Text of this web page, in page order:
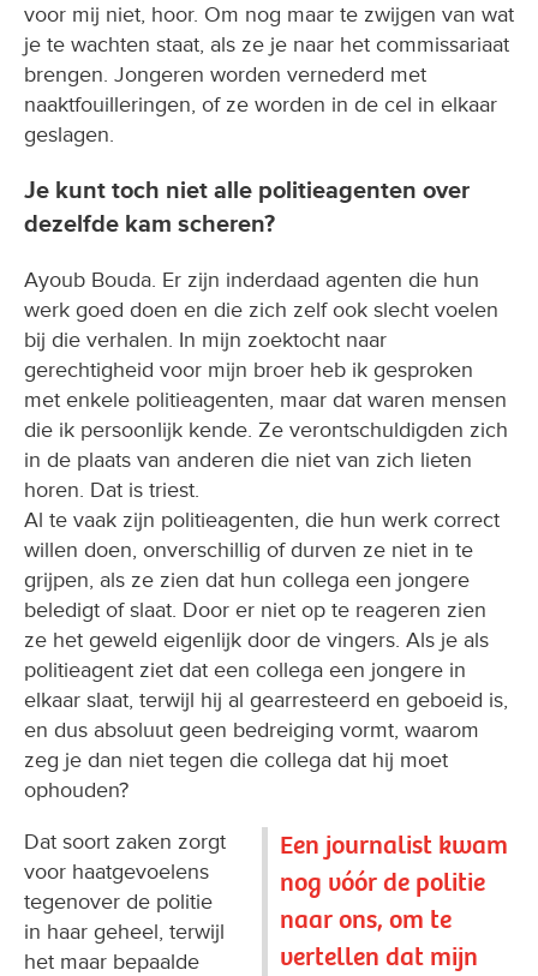
voor mij niet, hoor. Om nog maar te zwijgen van wat
je te wachten staat, als ze je naar het commissariaat
brengen. Jongeren worden vernederd met
naaktfouilleringen, of ze worden in de cel in elkaar
geslagen.
Je kunt toch niet alle politieagenten over
dezelfde kam scheren?
Ayoub Bouda. Er zijn inderdaad agenten die hun
werk goed doen en die zich zelf ook slecht voelen
bij die verhalen. In mijn zoektocht naar
gerechtigheid voor mijn broer heb ik gesproken
met enkele politieagenten, maar dat waren mensen
die ik persoonlijk kende. Ze verontschuldigden zich
in de plaats van anderen die niet van zich lieten
horen. Dat is triest.
Al te vaak zijn politieagenten, die hun werk correct
willen doen, onverschillig of durven ze niet in te
grijpen, als ze zien dat hun collega een jongere
beledigt of slaat. Door er niet op te reageren zien
ze het geweld eigenlijk door de vingers. Als je als
politieagent ziet dat een collega een jongere in
elkaar slaat, terwijl hij al gearresteerd en geboeid is,
en dus absoluut geen bedreiging vormt, waarom
zeg je dan niet tegen die collega dat hij moet
ophouden?
Een journalist kwam
nog vóór de politie
naar ons, om te
vertellen dat mijn
Dat soort zaken zorgt
voor haatgevoelens
tegenover de politie
in haar geheel, terwijl
het maar bepaalde